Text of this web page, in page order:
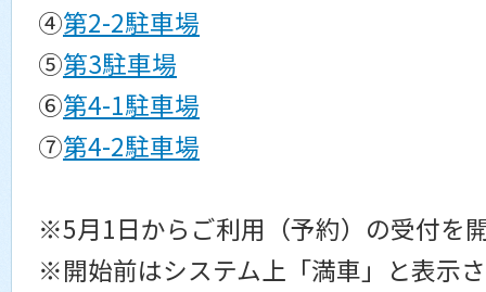
④第2-2駐車場
⑤第3駐車場
⑥第4-1駐車場
⑦第4-2駐車場
※5月1日からご利用（予約）の受付を
※開始前はシステム上「満車」と表示